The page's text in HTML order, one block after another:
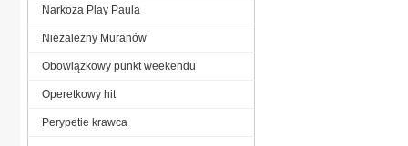
Narkoza Play Paula
Niezależny Muranów
Obowiązkowy punkt weekendu
Operetkowy hit
Perypetie krawca